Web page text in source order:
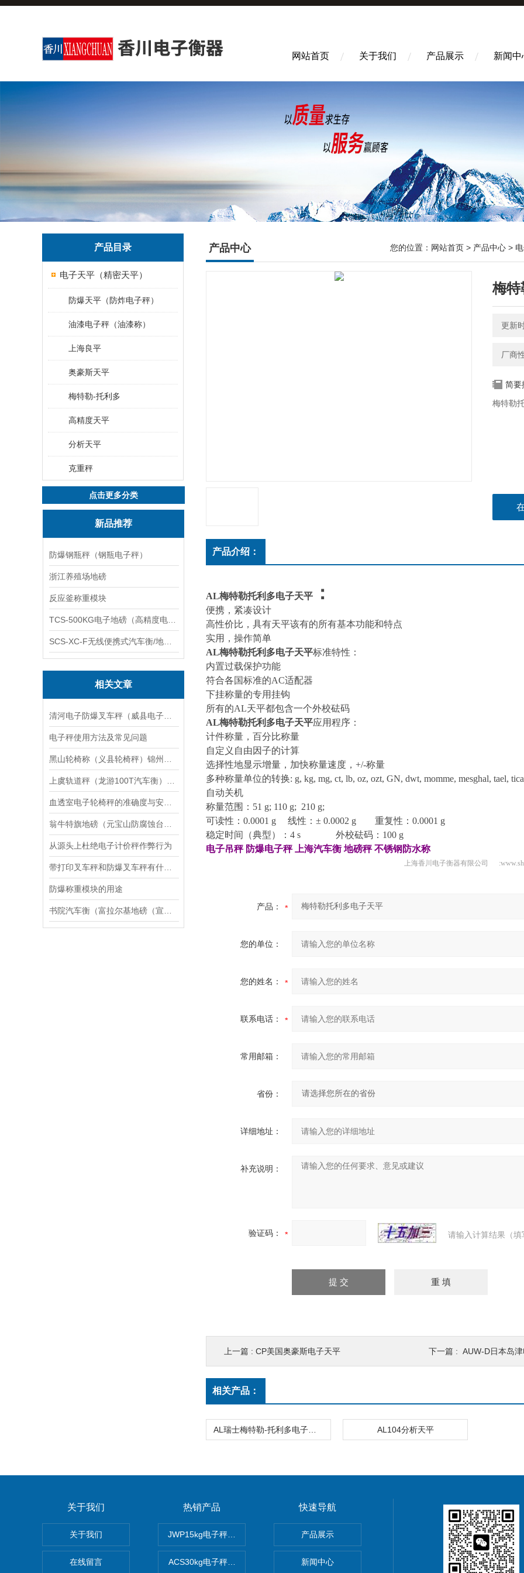
网站首页 关于我们 产品展示 新闻中
产品目录
电子天平（精密天平）
防爆天平（防炸电子秤）
油漆电子秤（油漆称）
上海良平
奥豪斯天平
梅特勒-托利多
高精度天平
分析天平
克重秤
点击更多分类
新品推荐
防爆钢瓶秤（钢瓶电子秤）
浙江养殖场地磅
反应釜称重模块
相关文章
电子秤使用方法及常见问题
从源头上杜绝电子计价秤作弊行为
防爆称重模块的用途
产品中心 您的位置： 网站首页 > 产品中心 >
梅特
更新
厂商
简要
梅特勒
产品介绍：
AL梅特勒托利多电子天平 ：
便携，紧凑设计
高性价比，具有天平该有的所有基本功能和特点
实用，操作简单
AL梅特勒托利多电子天平标准特性：
内置过载保护功能
符合各国标准的AC适配器
下挂称量的专用挂钩
所有的AL天平都包含一个外校砝码
AL梅特勒托利多电子天平应用程序：
计件称量，百分比称量
自定义自由因子的计算
选择性地显示增量，加快称量速度， +/-称量
多种称量单位的转换: g, kg, mg, ct, lb, oz, ozt, GN, dwt, momme, mesghal, tael,
自动关机
称量范围： 51 g; 110 g; 210 g;
可读性： 0.0001 g 线性： ± 0.0002 g 重复性： 0.0001 g
稳定时间
（典型） ： 4 s 外校砝码： 100 g
电子吊秤 防爆电子秤 上海汽车衡 地磅秤 不锈钢防水称
上海香川电子衡器有限公司
产品：
您的单位：
您的姓名：
联系电话：
常用邮箱：
省份：
详细地址：
补充说明：
验证码： 请输入计算结果（
上一篇 : CP美国奥豪斯电子天平 下一篇 : AUW-D日本岛
相关产品：
AL104分析天平
关于我们
关于我们
在线留言
热销产品
JWP15kg电子秤价格,15公斤电子秤价钱,15KG电子称报价
ACS30kg电子秤价格,30公斤电子秤价钱,30KG电子称报价
快速导航
产品展示
新闻中心